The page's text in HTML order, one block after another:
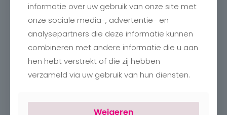
Charlotte
Romboutstraat 24
B-3740 Bilzen
info@charlottebilzen.be
informatie over uw gebruik van onze site met
onze sociale media-, advertentie- en
analysepartners die deze informatie kunnen
combineren met andere informatie die u aan
hen hebt verstrekt of die zij hebben
verzameld via uw gebruik van hun diensten.
Weigeren